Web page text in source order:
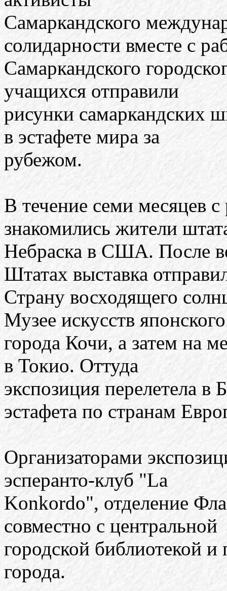
Самаркандского
солидарности вместе с
Самаркандского
учащихся отправили
рисунки самаркандских
в эстафете мира за
рубежом.
В течение семи месяцев
знакомились жители
Небраска в США. После
Штатах выставка
Страну восходящего
Музее искусств японского
города Кочи, а затем на
в Токио. Оттуда
экспозиция перелетела в
эстафета по странам
Организаторами
эсперанто-клуб "La
Konkordo", отделение
совместно с центральной
городской библиотекой
города.